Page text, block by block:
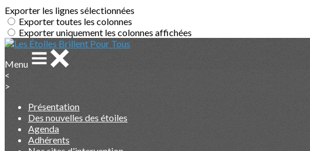
Exporter les lignes sélectionnées
Exporter toutes les colonnes
Exporter uniquement les colonnes affichées
Menu
<
>
Présentation
Des nouvelles des étoiles
Agenda
Adhérents